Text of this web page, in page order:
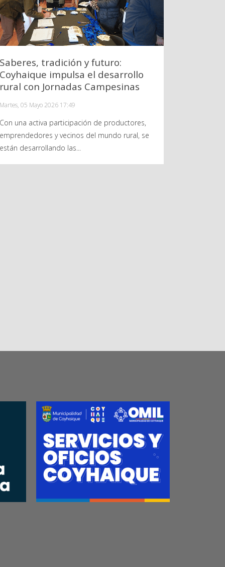
Saberes, tradición y futuro:
Coyhaique impulsa el desarrollo
rural con Jornadas Campesinas
Martes, 05 Mayo 2026 17:49
Con una activa participación de productores,
emprendedores y vecinos del mundo rural, se
están desarrollando las...